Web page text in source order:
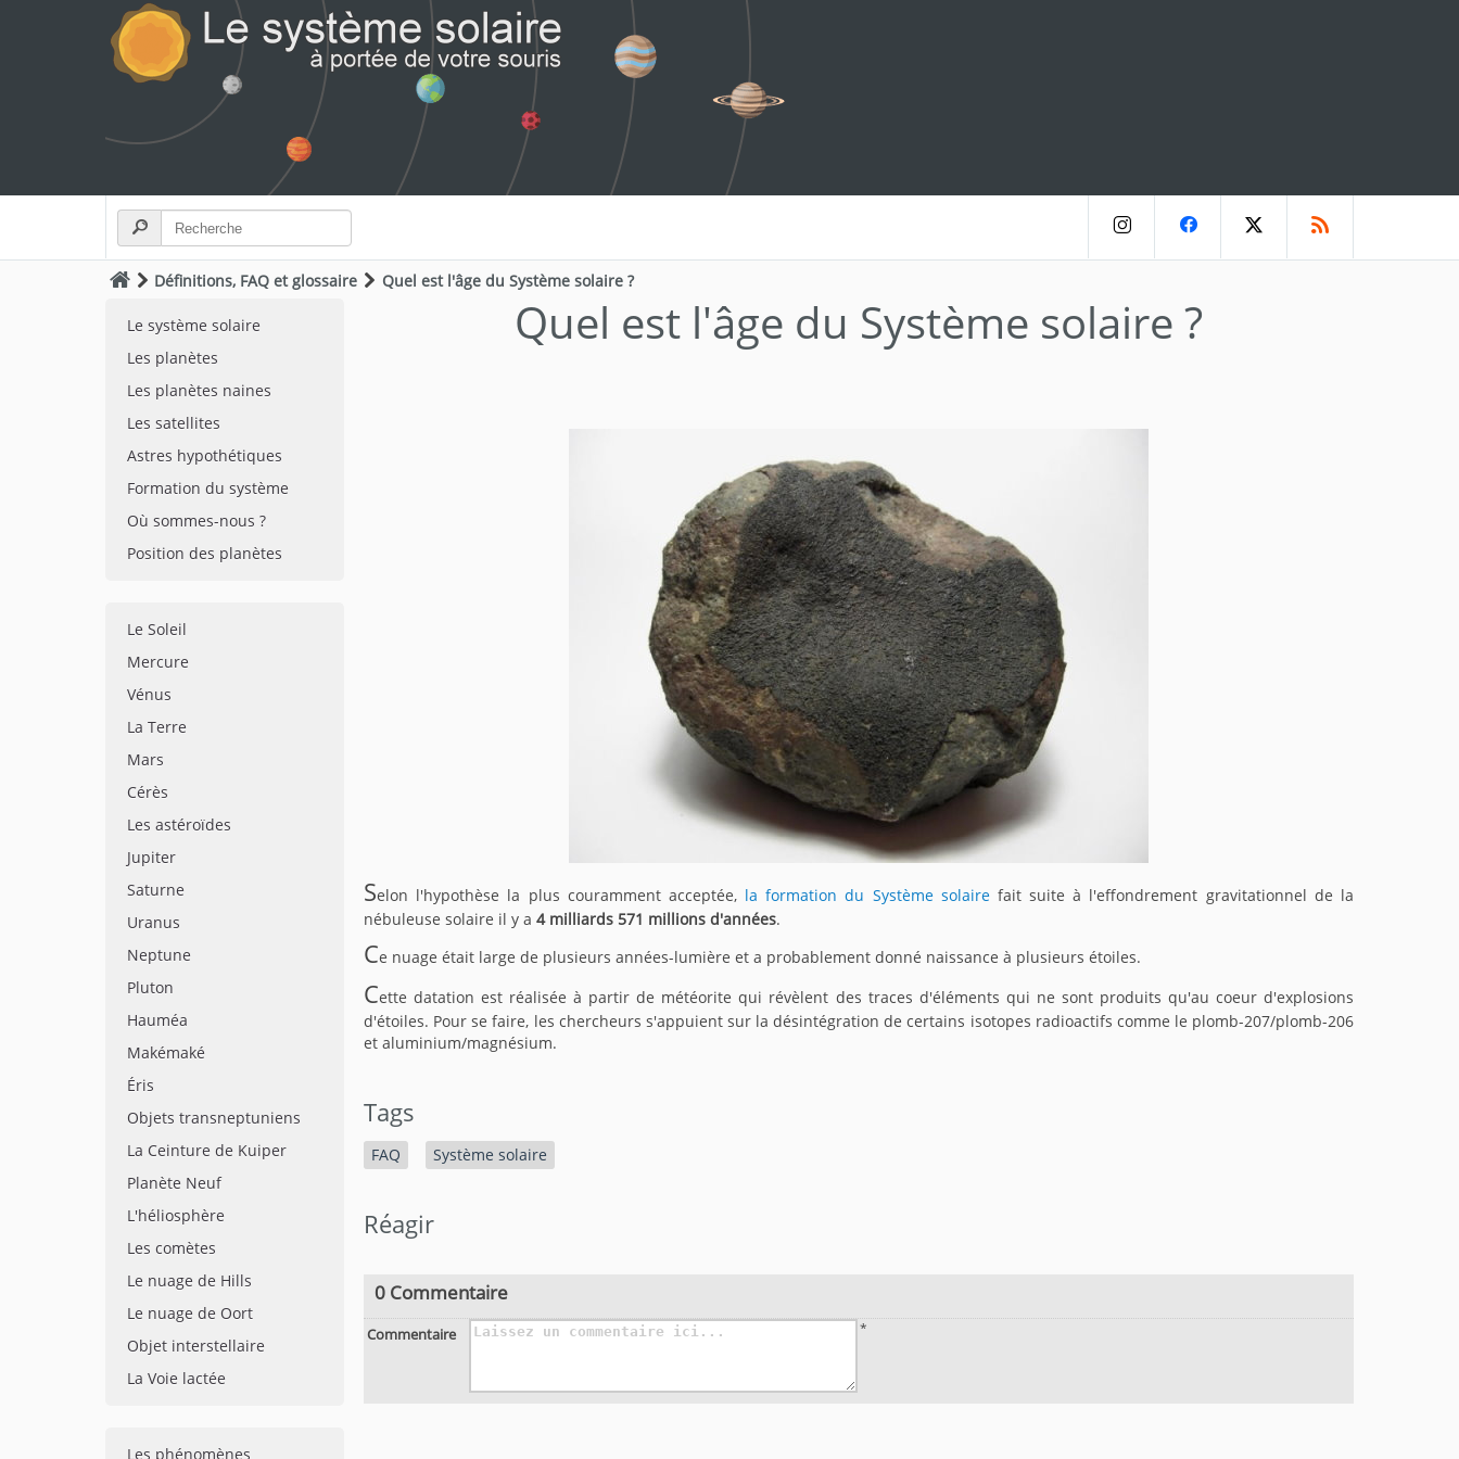
Définitions, FAQ et glossaire Quel est l'âge du Système solaire ?
Le système solaire
Les planètes
Les planètes naines
Les satellites
Astres hypothétiques
Formation du système
Où sommes-nous ?
Position des planètes
Le Soleil
Mercure
Vénus
La Terre
Mars
Cérès
Les astéroïdes
Jupiter
Saturne
Uranus
Neptune
Pluton
Hauméa
Makémaké
Éris
Objets transneptuniens
La Ceinture de Kuiper
Planète Neuf
L'héliosphère
Les comètes
Le nuage de Hills
Le nuage de Oort
Objet interstellaire
La Voie lactée
Les phénomènes
Quel est l'âge du Système solaire ?
Selon l'hypothèse la plus couramment acceptée, la formation du Système solairefait suite à l'effondrement gravitationnel de la
nébuleuse solaire il y a 4 milliards 571 millions d'années.
Ce nuage était large de plusieurs années-lumière et a probablement donné naissance à plusieurs étoiles.
Cette datation est réalisée à partir de météorite qui révèlent des traces d'éléments qui ne sont produits qu'au coeur d'explosions
d'étoiles. Pour se faire, les chercheurs s'appuient sur la désintégration de certains isotopes radioactifs comme le plomb-207/plomb-206
et aluminium/magnésium.
Tags
FAQ Système solaire
Réagir
0 Commentaire
Commentaire *